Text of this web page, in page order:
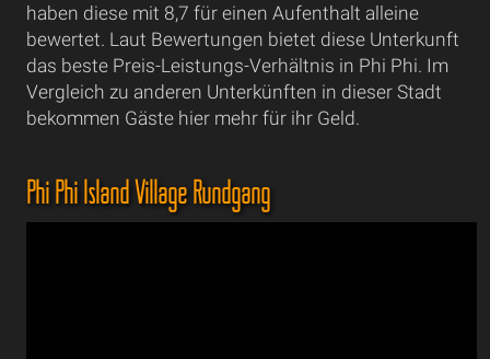
haben diese mit 8,7 für einen Aufenthalt alleine
bewertet. Laut Bewertungen bietet diese Unterkunft
das beste Preis-Leistungs-Verhältnis in Phi Phi. Im
Vergleich zu anderen Unterkünften in dieser Stadt
bekommen Gäste hier mehr für ihr Geld.
Phi Phi Island Village Rundgang